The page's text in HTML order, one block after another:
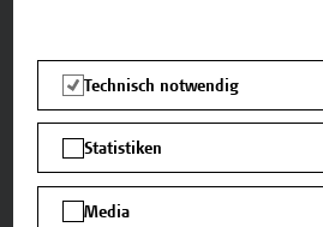
Zielgruppe
Themenbereich:
Jahren sind im Bereich der
regulatorischen
gestiegen. Klare betriebliche
Technisch notwendig
Statistiken
Media